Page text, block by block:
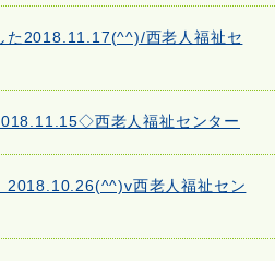
た2018.11.17(^^)/西老人福祉セ
西老人福祉センター
2018.10.26(^^)v西老人福祉セン